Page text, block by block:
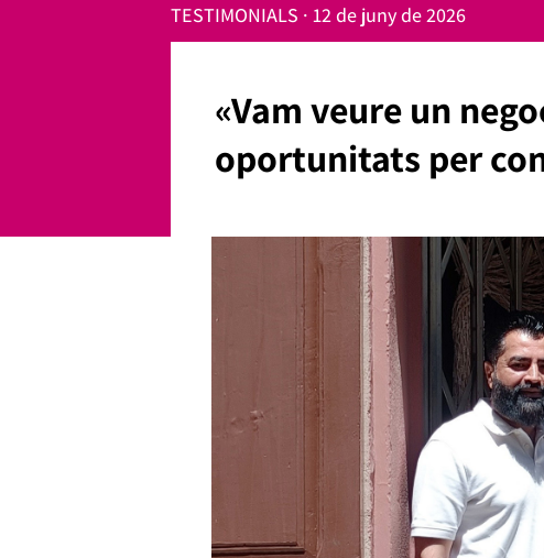
TESTIMONIALS · 12 de juny de 2026
«Vam veure un
oportunitats per